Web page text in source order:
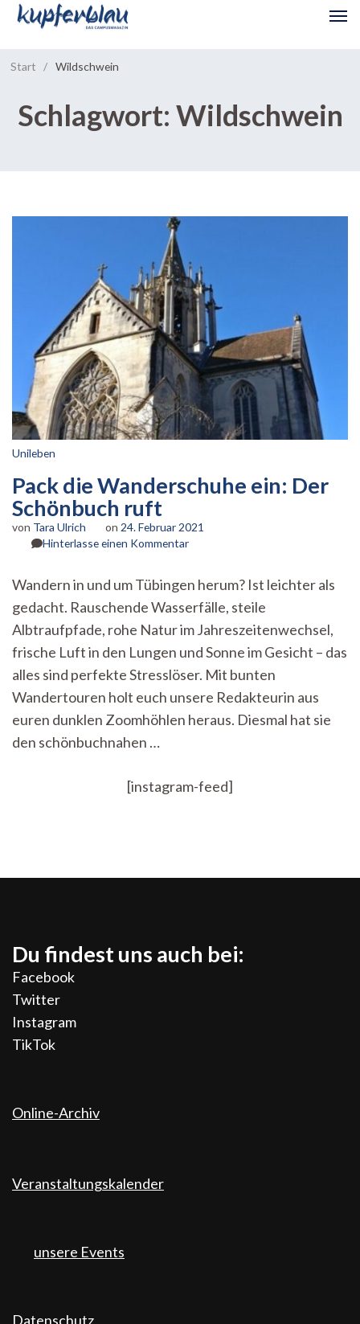
Start / Wildschwein
Schlagwort: Wildschwein
Unileben
Pack die Wanderschuhe ein: Der
Schönbuch ruft
von Tara Ulrich on 24. Februar 2021
Hinterlasse einen Kommentarzu
Wanderschuhe
ein:
Der
Schönbuch
ruft
Wandern in und um Tübingen herum? Ist leichter als
gedacht. Rauschende Wasserfälle, steile
Albtraufpfade, rohe Natur im Jahreszeitenwechsel,
frische Luft in den Lungen und Sonne im Gesicht – das
alles sind perfekte Stresslöser. Mit bunten
Wandertouren holt euch unsere Redakteurin aus
euren dunklen Zoomhöhlen heraus. Diesmal hat sie
den schönbuchnahen …
[instagram-feed]
Du findest uns auch bei:
Facebook
Twitter
Instagram
TikTok
Online-Archiv
Veranstaltungskalender
unsere Events
Datenschutz